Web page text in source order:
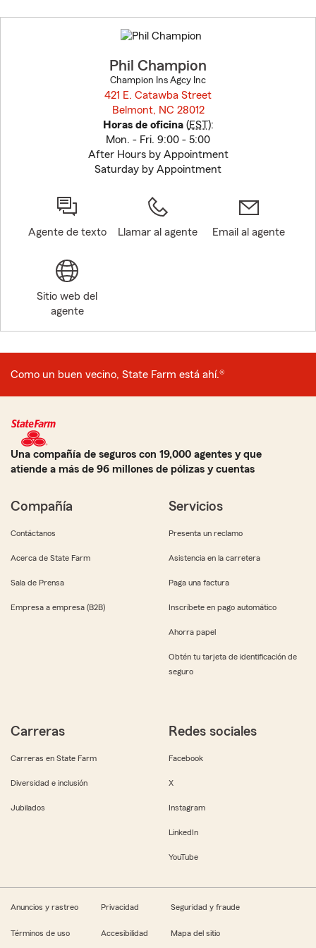
to
before
Phil Champion
Champion Ins Agcy Inc
421 E. Catawba Street
Belmont, NC 28012
Horas de oficina(EST):
Mon. - Fri. 9:00 - 5:00
After Hours by Appointment
Saturday by Appointment
Agente de texto Llamar al agente Email al agente
Sitio web del
agente
Como un buen vecino, State Farm está ahí.®
Una compañía de seguros con 19,000 agentes y que
atiende a más de 96 millones de pólizas y cuentas
Compañía
Contáctanos
Acerca de State Farm
Sala de Prensa
Empresa a empresa (B2B)
Servicios
Presenta un reclamo
Asistencia en la carretera
Paga una factura
Inscríbete en pago automático
Ahorra papel
Obtén tu tarjeta de identificación de
seguro
Carreras
Carreras en State Farm
Diversidad e inclusión
Jubilados
Redes sociales
Facebook
X
Instagram
LinkedIn
YouTube
Anuncios y rastreo Privacidad Seguridad y fraude
Términos de uso Accesibilidad Mapa del sitio